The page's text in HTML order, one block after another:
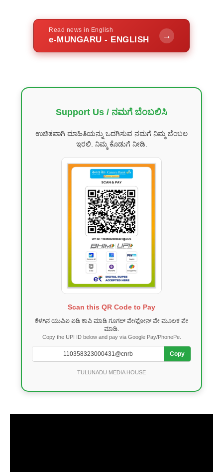
Read news in English
e-MUNGARU - ENGLISH →
Support Us / ನಮಗೆ ಬೆಂಬಲಿಸಿ
ಉಚಿತವಾಗಿ ಮಾಹಿತಿಯನ್ನು ಒದಗಿಸುವ ನಮಗೆ ನಿಮ್ಮ ಬೆಂಬಲ
ಇರಲಿ. ನಿಮ್ಮ ಕೊಡುಗೆ ನೀಡಿ.
Scan this QR Code to Pay
ಕೆಳಗಿನ ಯುಪಿಐ ಐಡಿ ಕಾಪಿ ಮಾಡಿ ಗೂಗಲ್ ಪೇ/ಫೋನ್ ಪೇ ಮೂಲಕ ಪೇ
ಮಾಡಿ.
Copy the UPI ID below and pay via Google Pay/PhonePe.
Copy
TULUNADU MEDIA HOUSE